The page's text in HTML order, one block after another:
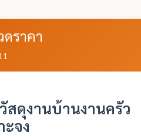
ราคา
สดุงานบ้านงานครัว
ะจง